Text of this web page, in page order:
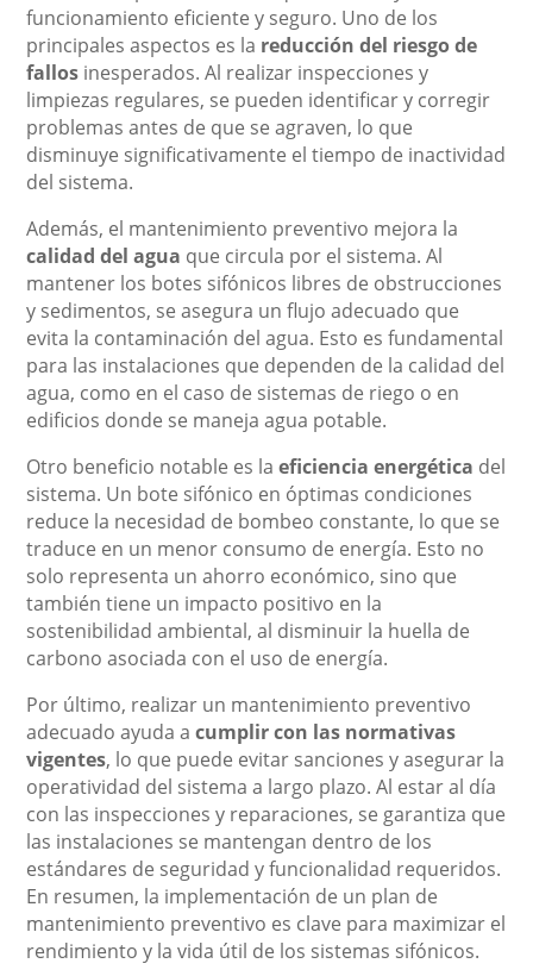
funcionamiento eficiente y seguro. Uno de los
principales aspectos es la reducción del riesgo de
fallos inesperados. Al realizar inspecciones y
limpiezas regulares, se pueden identificar y corregir
problemas antes de que se agraven, lo que
disminuye significativamente el tiempo de inactividad
del sistema.
Además, el mantenimiento preventivo mejora la
calidad del agua que circula por el sistema. Al
mantener los botes sifónicos libres de obstrucciones
y sedimentos, se asegura un flujo adecuado que
evita la contaminación del agua. Esto es fundamental
para las instalaciones que dependen de la calidad del
agua, como en el caso de sistemas de riego o en
edificios donde se maneja agua potable.
Otro beneficio notable es laeficiencia energética del
sistema. Un bote sifónico en óptimas condiciones
reduce la necesidad de bombeo constante, lo que se
traduce en un menor consumo de energía. Esto no
solo representa un ahorro económico, sino que
también tiene un impacto positivo en la
sostenibilidad ambiental, al disminuir la huella de
carbono asociada con el uso de energía.
Por último, realizar un mantenimiento preventivo
adecuado ayuda acumplir con las normativas
vigentes, lo que puede evitar sanciones y asegurar la
operatividad del sistema a largo plazo. Al estar al día
con las inspecciones y reparaciones, se garantiza que
las instalaciones se mantengan dentro de los
estándares de seguridad y funcionalidad requeridos.
En resumen, la implementación de un plan de
mantenimiento preventivo es clave para maximizar el
rendimiento y la vida útil de los sistemas sifónicos.